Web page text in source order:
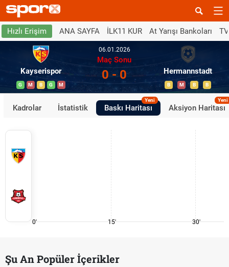
Hızlı Erişim ANA SAYFA İLK11 KUR At Yarışı Bankoları
Kayserispor
G M B G M
06.01.2026
Maç Sonu
0 - 0 Hermannstadt
B M B B
Kadrolar İstatistik Baskı Haritası
Yeni
Aksiyon Haritası
Yeni
0' 15' 30'
Şu An Popüler İçerikler